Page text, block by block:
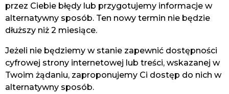
przez Ciebie błędy lub przygotujemy informacje w
alternatywny sposób. Ten nowy termin nie będzie
dłuższy niż 2 miesiące.
Jeżeli nie będziemy w stanie zapewnić dostępności
cyfrowej strony internetowej lub treści, wskazanej w
Twoim żądaniu, zaproponujemy Ci dostęp do nich w
alternatywny sposób.